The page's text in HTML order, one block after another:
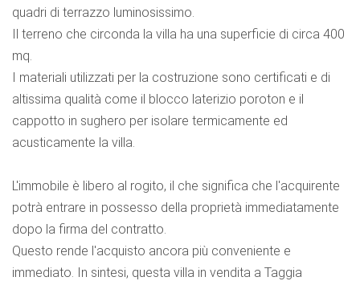
quadri di terrazzo luminosissimo.
Il terreno che circonda la villa ha una superficie di circa 400
mq.
I materiali utilizzati per la costruzione sono certificati e di
altissima qualità come il blocco laterizio poroton e il
cappotto in sughero per isolare termicamente ed
acusticamente la villa.
L'immobile è libero al rogito, il che significa che l'acquirente
potrà entrare in possesso della proprietà immediatamente
dopo la firma del contratto.
Questo rende l'acquisto ancora più conveniente e
immediato. In sintesi, questa villa in vendita a Taggia